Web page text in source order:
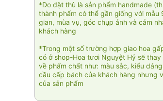
*Do đặt thù là sản phẩm handmade
thành phẩm có thể gần giống với
gian, mùa vụ, góc chụp ảnh và cảm
khách hàng
*Trong một số trường hợp giao hoa
có ở shop-Hoa tươi Nguyệt Hỷ sẽ
về phẩm chất như: màu sắc, kiểu
cầu cấp bách của khách hàng nhưng
của sản phẩm